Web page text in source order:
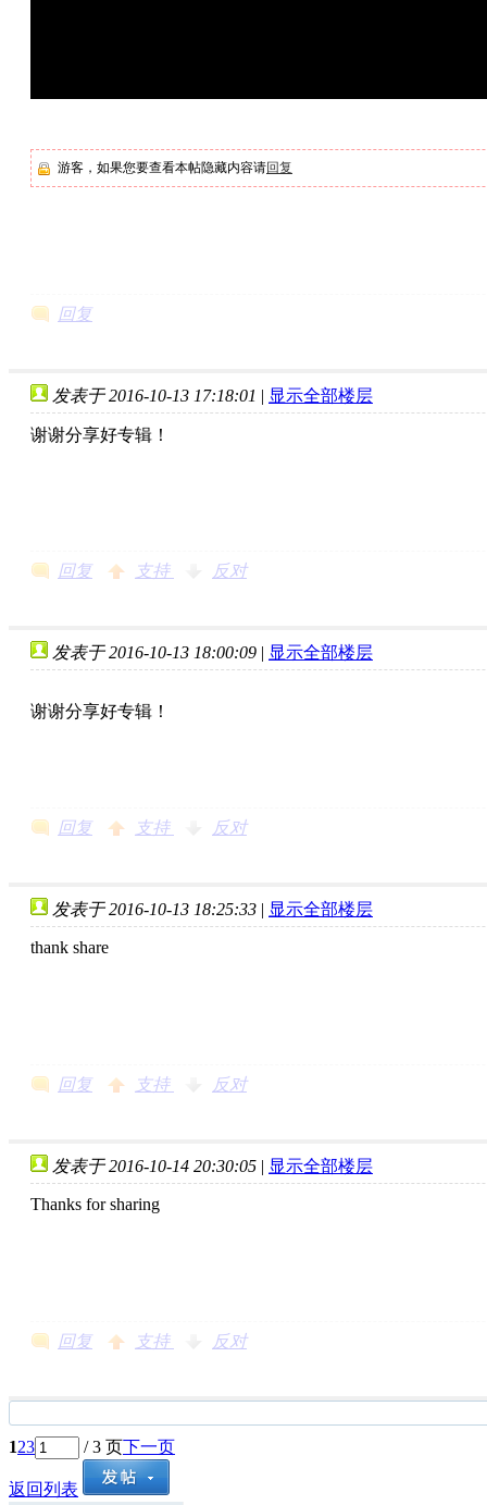
游客，如果您要查看本帖隐藏内容请回复
回复
发表于 2016-10-13 17:18:01 | 显示全部楼层
谢谢分享好专辑！
回复 支持 反对
发表于 2016-10-13 18:00:09 | 显示全部楼层
谢谢分享好专辑！
回复 支持 反对
发表于 2016-10-13 18:25:33 | 显示全部楼层
thank share
回复 支持 反对
发表于 2016-10-14 20:30:05 | 显示全部楼层
Thanks for sharing
回复 支持 反对
123 / 3 页下一页
返回列表